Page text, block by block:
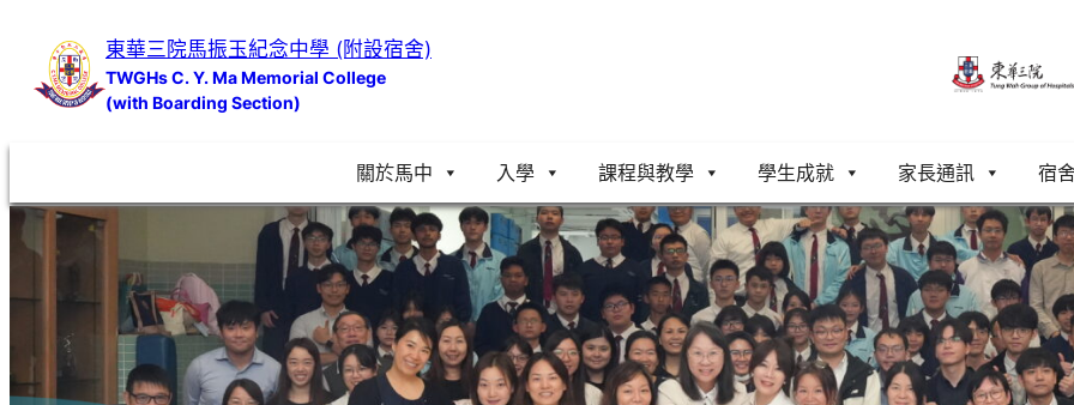
內
東華三院馬振玉紀念中學 (附設宿舍)
TWGHs C. Y. Ma Memorial College
(with Boarding Section)
關於馬中 入學 課程與教學 學生成就 家長通訊 宿